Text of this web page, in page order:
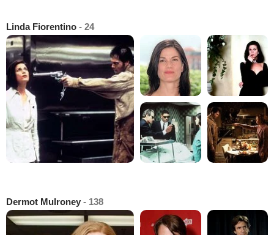
Linda Fiorentino - 24
Dermot Mulroney - 138